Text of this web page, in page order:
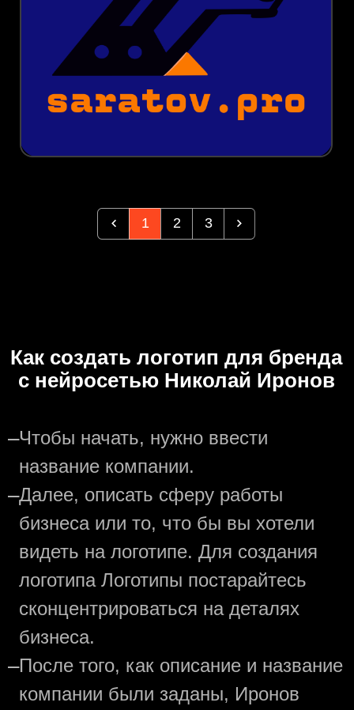
1 2 3
Как создать логотип для бренда
с нейросетью Николай Иронов
—Чтобы начать, нужно ввести
название компании.
—Далее, описать сферу работы
бизнеса или то, что бы вы хотели
видеть на логотипе. Для создания
логотипа Логотипы постарайтесь
сконцентрироваться на деталях
бизнеса.
—После того, как описание и название
компании были заданы, Иронов